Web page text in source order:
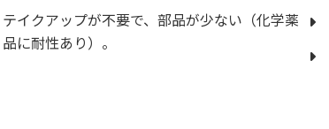
テイクアップが不要で、部品が少ない（化学薬
品に耐性あり）。